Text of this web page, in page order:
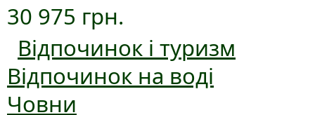
30 975 грн.
Відпочинок і туризм
Відпочинок на воді
Човни